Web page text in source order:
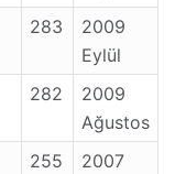
283
2009
Eylül
282
2009
Ağustos
255
2007